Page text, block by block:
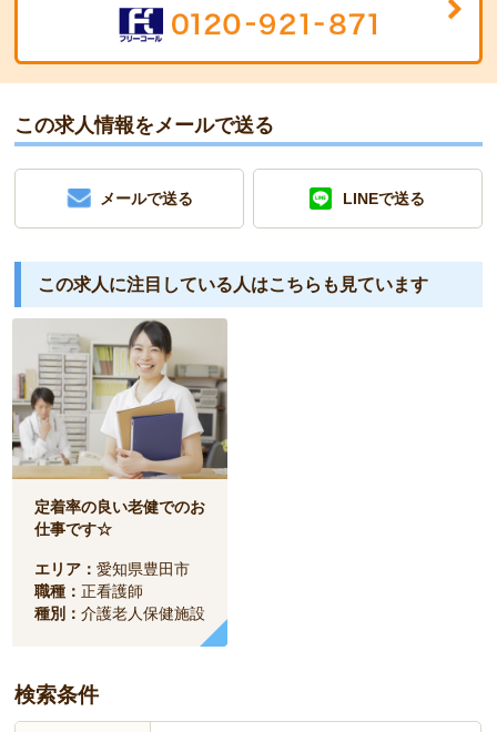
この求人情報をメールで送る
メールで送る LINEで送る
この求人に注目している人はこちらも見ています
定着率の良い老健でのお
仕事です☆
エリア： 愛知県豊田市
職種： 正看護師
種別： 介護老人保健施設
検索条件